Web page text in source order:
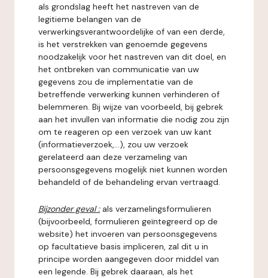
als grondslag heeft het nastreven van de
legitieme belangen van de
verwerkingsverantwoordelijke of van een derde,
is het verstrekken van genoemde gegevens
noodzakelijk voor het nastreven van dit doel, en
het ontbreken van communicatie van uw
gegevens zou de implementatie van de
betreffende verwerking kunnen verhinderen of
belemmeren. Bij wijze van voorbeeld, bij gebrek
aan het invullen van informatie die nodig zou zijn
om te reageren op een verzoek van uw kant
(informatieverzoek,...), zou uw verzoek
gerelateerd aan deze verzameling van
persoonsgegevens mogelijk niet kunnen worden
behandeld of de behandeling ervan vertraagd.
Bijzonder geval : als verzamelingsformulieren
(bijvoorbeeld, formulieren geïntegreerd op de
website) het invoeren van persoonsgegevens
op facultatieve basis impliceren, zal dit u in
principe worden aangegeven door middel van
een legende. Bij gebrek daaraan, als het